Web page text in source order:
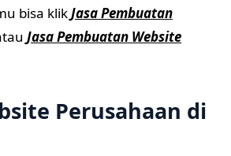
bisa klikJasa Pembuatan
Jasa Pembuatan Website
Perusahaan di